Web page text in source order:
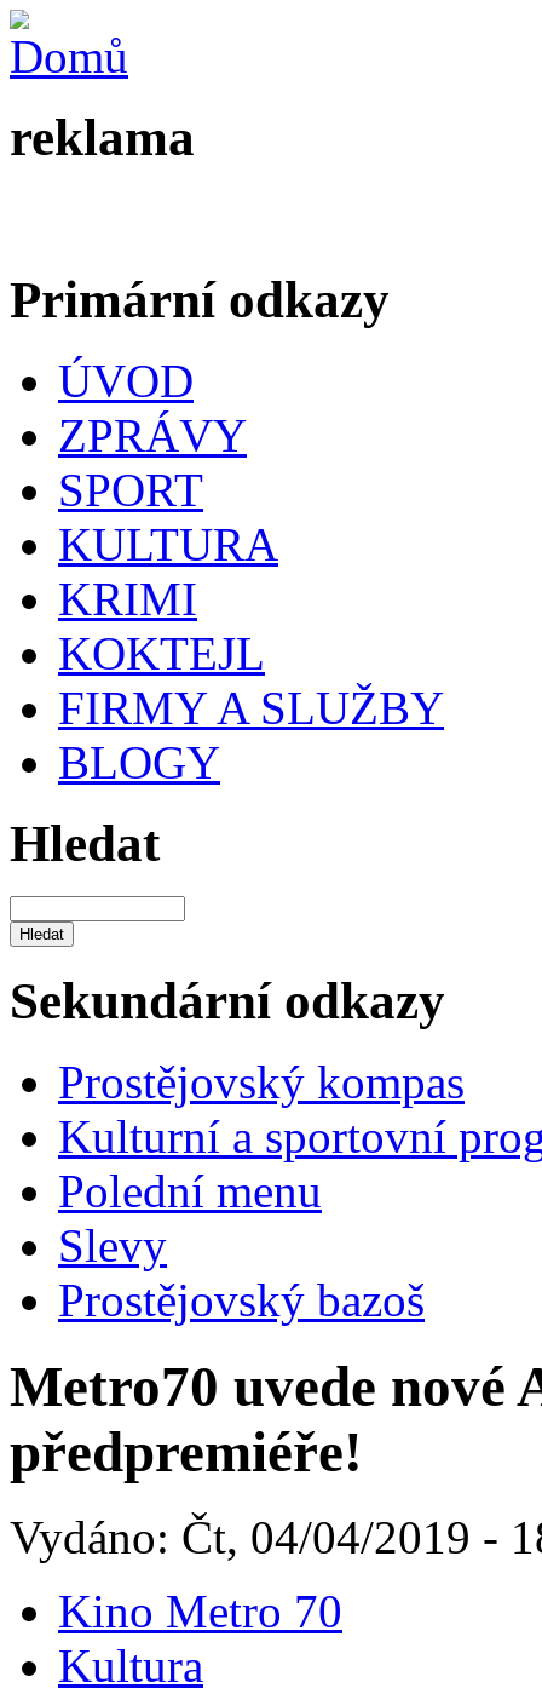
reklama
Primární odkazy
ÚVOD
ZPRÁVY
SPORT
KULTURA
KRIMI
KOKTEJL
FIRMY A SLUŽBY
BLOGY
Hledat
Sekundární odkazy
Prostějovský kompas
Kulturní a sportovní
Polední menu
Slevy
Prostějovský bazoš
Metro70 uvede nové
předpremiéře!
Vydáno: Čt, 04/04/2019 -
Kino Metro 70
Kultura